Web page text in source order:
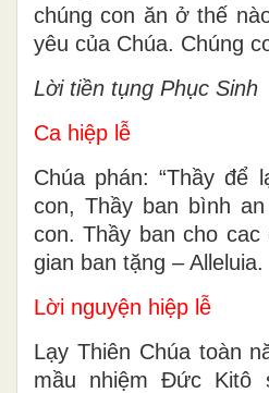
chúng con ăn ở thế
yêu của Chúa. Chúng
Lời tiền tụng Phục Sinh
Ca hiệp lễ
Chúa phán: “Thầy để
con, Thầy ban bình
con. Thầy ban cho
gian ban tặng – Alleluia.
Lời nguyện hiệp lễ
Lạy Thiên Chúa toàn
mầu nhiệm Ðức Kitô